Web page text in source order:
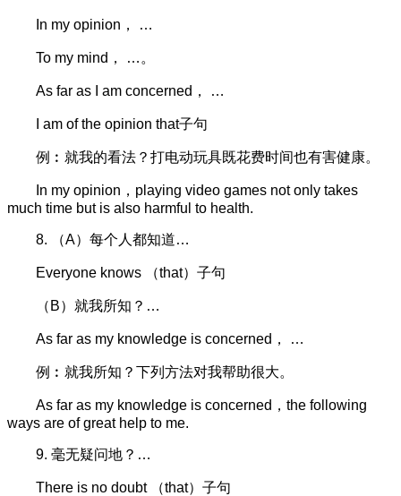
In my opinion， …
To my mind， …。
As far as I am concerned， …
I am of the opinion that子句
例︰就我的看法？打电动玩具既花费时间也有害健康。
In my opinion，playing video games not only takes
much time but is also harmful to health.
8. （A）每个人都知道…
Everyone knows （that）子句
（B）就我所知？…
As far as my knowledge is concerned， …
例︰就我所知？下列方法对我帮助很大。
As far as my knowledge is concerned，the following
ways are of great help to me.
9. 毫无疑问地？…
There is no doubt （that）子句